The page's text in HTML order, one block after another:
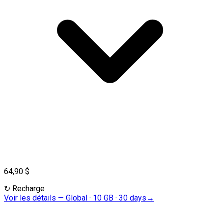
64,90 $
↻ Recharge
Voir les détails — Global · 10 GB · 30 days →